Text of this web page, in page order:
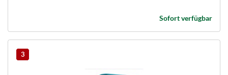
Sofort verfügbar
3